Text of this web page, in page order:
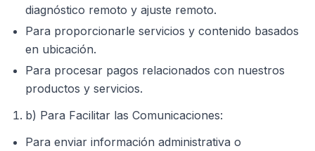
diagnóstico remoto y ajuste remoto.
Para proporcionarle servicios y contenido basados
en ubicación.
Para procesar pagos relacionados con nuestros
productos y servicios.
b) Para Facilitar las Comunicaciones:
Para enviar información administrativa o